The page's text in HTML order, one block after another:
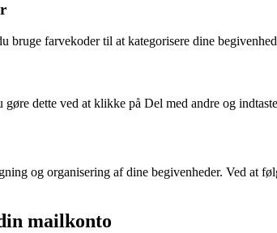
bruge farvekoder til at kategorisere dine
dette ved at klikke på Del med andre og
og organisering af dine begivenheder. Ved at
mailkonto